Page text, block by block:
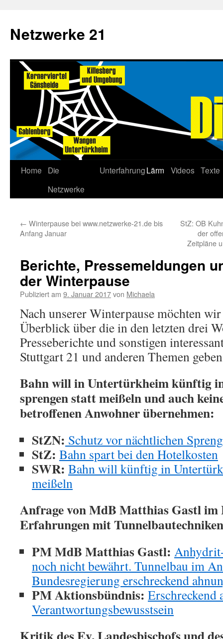
Netzwerke 21
Home
Die
Netzwerke
UnterfahrungLärm Videos Texte
← Winterpause bei www.netzwerke-21.de bis
Anfang Januar
StZ: OB
der
Zeitpläne
Berichte, Pressemeldungen
der Winterpause
Publiziert am 9. Januar 2017von Michaela
Nach unserer Winterpause möchten
Überblick über die in den letzten drei
Presseberichte und sonstigen
Stuttgart 21 und anderen Themen
Bahn will in Untertürkheim künftig
sprengen statt meißeln und auch
betroffenen Anwohner übernehmen:
StZN: Schutz vor nächtlichen
StZ: Bahn spart bei den Hotelkosten
SWR: Bahn will künftig in
meißeln
Anfrage von MdB Matthias Gastl im
Erfahrungen mit
PM MdB Matthias Gastl:
noch nicht bewährt. Tunnelbau im
Bundesregierung erschreckend
PM Aktionsbündnis: Erschreckend
Verantwortungsbewusstsein